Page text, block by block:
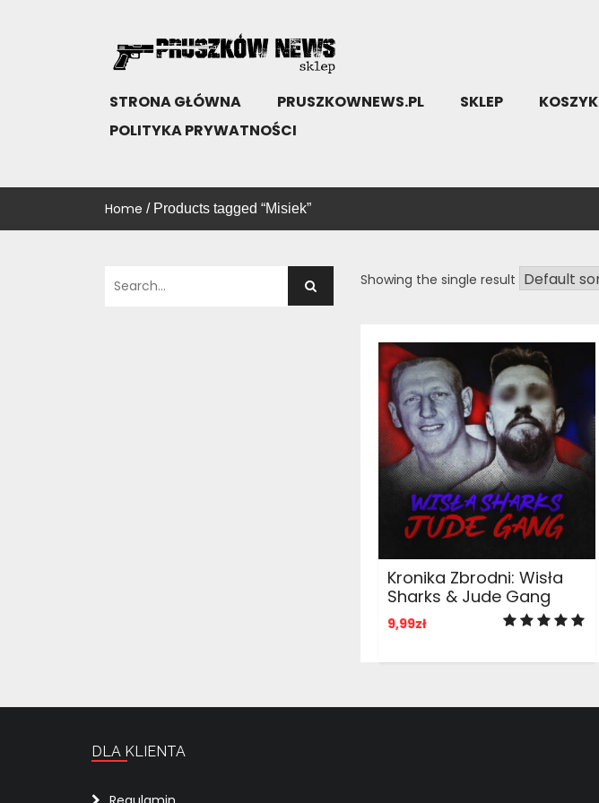
SKLEP PRUSZKÓW NEWS
KUP!
STRONA GŁÓWNA PRUSZKOWNEWS.PL SKLEP KOSZYK
POLITYKA PRYWATNOŚCI
Home / Products tagged “Misiek”
Showing the single result
ADD TO CART
Kronika Zbrodni: Wisła
Sharks & Jude Gang
9,99zł
DLA KLIENTA